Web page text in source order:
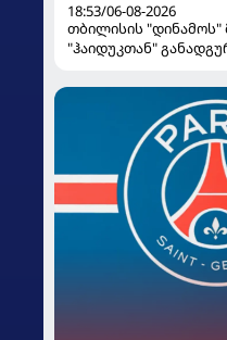
18:53/06-08-2026
თბილისის
"ჰაიდუკთან"